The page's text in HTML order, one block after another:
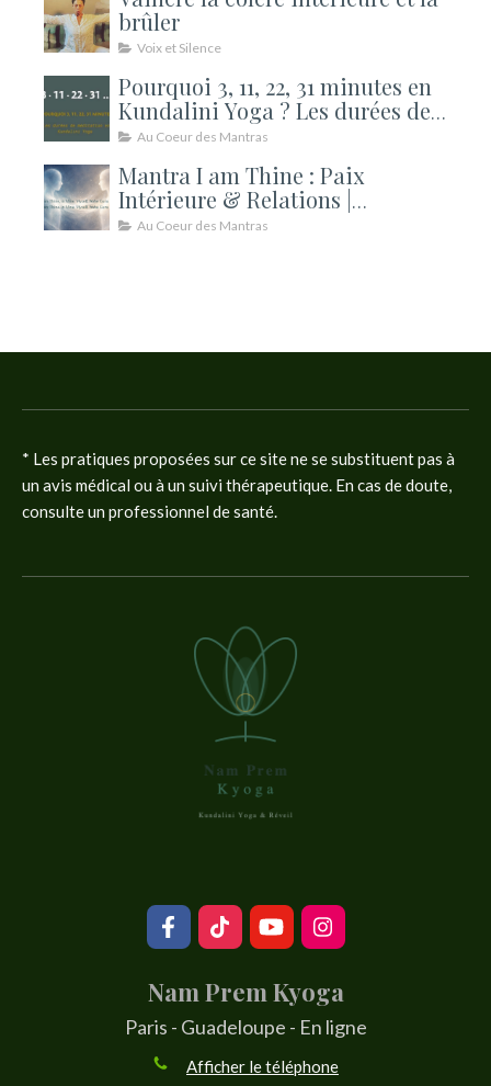
brûler
Voix et Silence
Pourquoi 3, 11, 22, 31 minutes en
Kundalini Yoga ? Les durées de
méditation expliquées
Au Coeur des Mantras
Mantra I am Thine : Paix
Intérieure & Relations |
Kundalini
Au Coeur des Mantras
* Les pratiques proposées sur ce site ne se substituent pas à
un avis médical ou à un suivi thérapeutique. En cas de doute,
consulte un professionnel de santé.
Nam Prem Kyoga
Paris - Guadeloupe - En ligne
Afficher le téléphone